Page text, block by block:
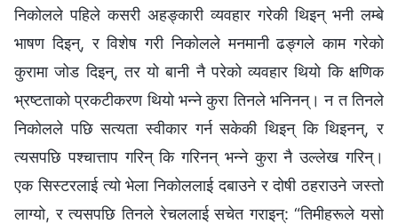
निकोलले पहिले कसरी अहङ्कारी व्यवहार गरेकी थिइन् भनी लम्बे
भाषण दिइन्, र विशेष गरी निकोलले मनमानी ढङ्गले काम गरेको
कुरामा जोड दिइन्, तर यो बानी नै परेको व्यवहार थियो कि क्षणिक
भ्रष्टताको प्रकटीकरण थियो भन्ने कुरा तिनले भनिनन्। न त तिनले
निकोलले पछि सत्यता स्वीकार गर्न सकेकी थिइन् कि थिइनन्, र
त्यसपछि पश्चात्ताप गरिन् कि गरिनन् भन्ने कुरा नै उल्लेख गरिन्।
एक सिस्टरलाई त्यो भेला निकोललाई दबाउने र दोषी ठहराउने जस्तो
लाग्यो, र त्यसपछि तिनले रेचललाई सचेत गराइन्: “तिमीहरूले यसो